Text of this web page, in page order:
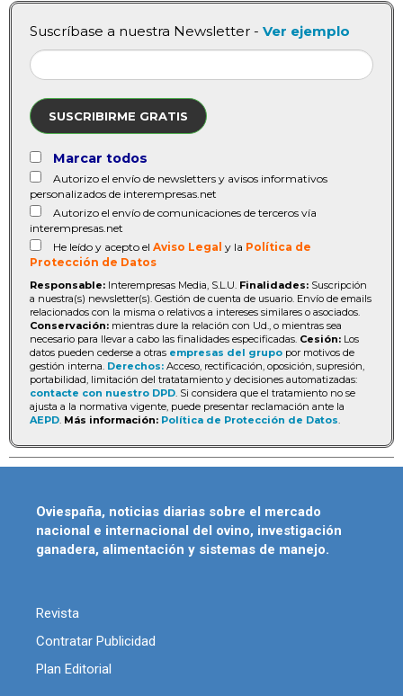
Suscríbase a nuestra Newsletter - Ver ejemplo
SUSCRIBIRME GRATIS
Marcar todos
Autorizo el envío de newsletters y avisos informativos
personalizados de interempresas.net
Autorizo el envío de comunicaciones de terceros vía
interempresas.net
He leído y acepto el Aviso Legal y la Política de
Protección de Datos
Responsable: Interempresas Media, S.L.U. Finalidades: Suscripción
a nuestra(s) newsletter(s). Gestión de cuenta de usuario. Envío de emails
relacionados con la misma o relativos a intereses similares o asociados.
Conservación: mientras dure la relación con Ud., o mientras sea
necesario para llevar a cabo las finalidades especificadas. Cesión: Los
datos pueden cederse a otras empresas del grupo por motivos de
gestión interna. Derechos: Acceso, rectificación, oposición, supresión,
portabilidad, limitación del tratatamiento y decisiones automatizadas:
contacte con nuestro DPD . Si considera que el tratamiento no se
ajusta a la normativa vigente, puede presentar reclamación ante la
AEPD Más información: Política de Protección de Datos
Oviespaña, noticias diarias sobre el mercado
nacional e internacional del ovino, investigación
ganadera, alimentación y sistemas de manejo.
Revista
Contratar Publicidad
Plan Editorial